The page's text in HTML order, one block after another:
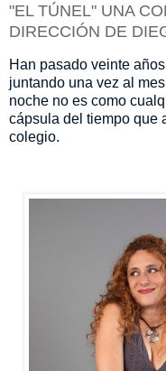
"EL TÚNEL" UNA
DIRECCIÓN DE
Han pasado veinte
juntando una vez al
noche no es como
cápsula del tiempo que
colegio.